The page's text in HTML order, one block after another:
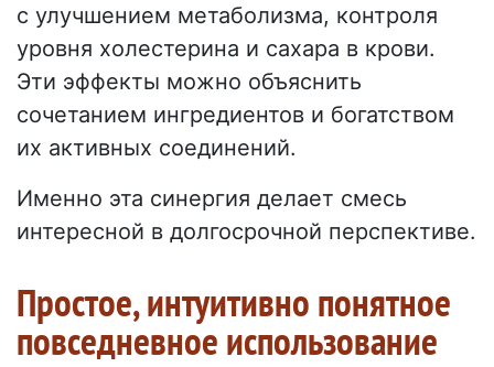
с улучшением метаболизма, контроля
уровня холестерина и сахара в крови.
Эти эффекты можно объяснить
сочетанием ингредиентов и богатством
их активных соединений.
Именно эта синергия делает смесь
интересной в долгосрочной перспективе.
Простое, интуитивно понятное
повседневное использование